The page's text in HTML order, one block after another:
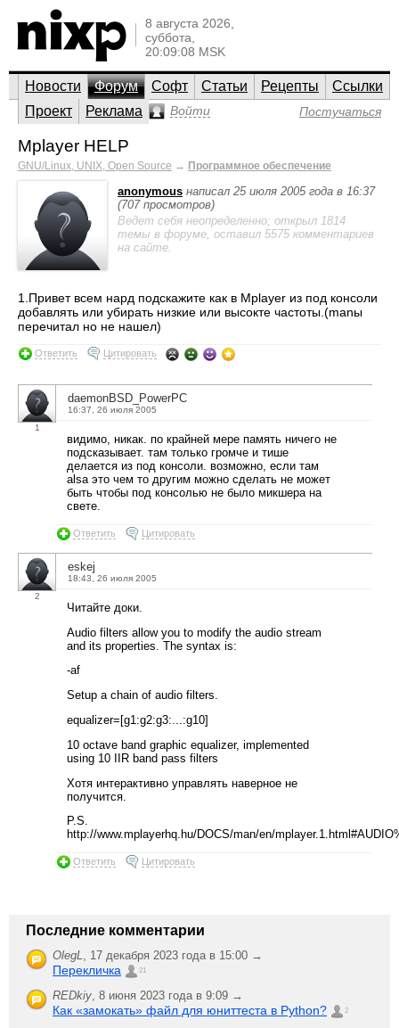
8 августа 2026,
суббота,
20:09:08 MSK
Новости Форум Софт Статьи Рецепты
Ссылки
Проект
Реклама Войти Постучаться
Mplayer HELP
GNU/Linux, UNIX, Open Source → Программное обеспечение
anonymous написал 25 июля 2005 года в 16:37
(707 просмотров)
Ведет себя неопределенно; открыл 1814
темы в форуме, оставил 5575 комментариев
на сайте.
1.Привет всем нард подскажите как в Mplayer из под консоли
добавлять или убирать низкие или высокте частоты.(manы
перечитал но не нашел)
Ответить Цитировать
1
daemonBSD_PowerPC
16:37, 26 июля 2005
видимо, никак. по крайней мере память ничего не
подсказывает. там только громче и тише
делается из под консоли. возможно, если там
alsa это чем то другим можно сделать не может
быть чтобы под консолью не было микшера на
свете.
Ответить Цитировать
2
eskej
18:43, 26 июля 2005
Читайте доки.
Audio filters allow you to modify the audio stream
and its properties. The syntax is:
-af
Setup a chain of audio filters.
equalizer=[g1:g2:g3:...:g10]
10 octave band graphic equalizer, implemented
using 10 IIR band pass filters
Хотя интерактивно управлять наверное не
получится.
P.S.
http://www.mplayerhq.hu/DOCS/man/en/
Ответить Цитировать
Последние комментарии
OlegL, 17 декабря 2023 года в 15:00 →
Перекличка 21
REDkiy, 8 июня 2023 года в 9:09 →
Как «замокать» файл для юниттеста в Python? 2